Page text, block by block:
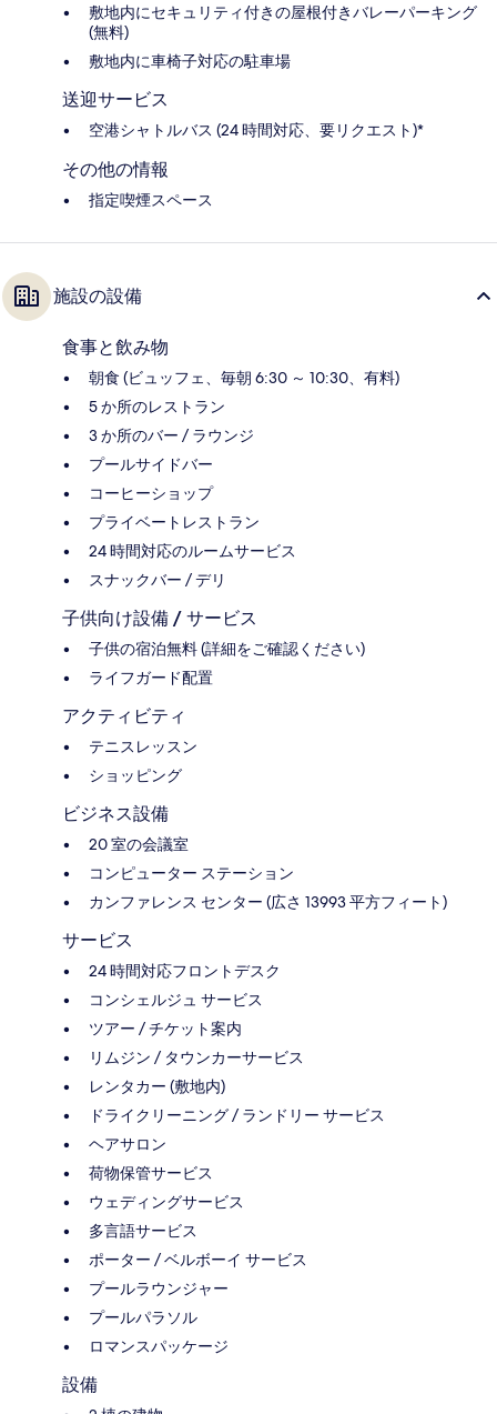
敷地内にセキュリティ付きの屋根付きバレーパーキング
(無料)
敷地内に車椅子対応の駐車場
送迎サービス
空港シャトルバス (24 時間対応、要リクエスト)*
その他の情報
指定喫煙スペース
施設の設備
食事と飲み物
朝食 (ビュッフェ、毎朝 6:30 ～ 10:30、有料)
5 か所のレストラン
3 か所のバー / ラウンジ
プールサイドバー
コーヒーショップ
プライベートレストラン
24 時間対応のルームサービス
スナックバー / デリ
子供向け設備 / サービス
子供の宿泊無料 (詳細をご確認ください)
ライフガード配置
アクティビティ
テニスレッスン
ショッピング
ビジネス設備
20 室の会議室
コンピューター ステーション
カンファレンス センター (広さ 13993 平方フィート)
サービス
24 時間対応フロントデスク
コンシェルジュ サービス
ツアー / チケット案内
リムジン / タウンカーサービス
レンタカー (敷地内)
ドライクリーニング / ランドリー サービス
ヘアサロン
荷物保管サービス
ウェディングサービス
多言語サービス
ポーター / ベルボーイ サービス
プールラウンジャー
プールパラソル
ロマンスパッケージ
設備